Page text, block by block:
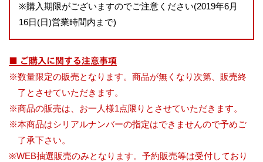
※購入期限がございますのでご注意ください(2019年6月
16日(日)営業時間内まで)
■ ご購入に関する注意事項
※数量限定の販売となります。商品が無くなり次第、販売終
了とさせていただきます。
※商品の販売は、お一人様1点限りとさせていただきます。
※本商品はシリアルナンバーの指定はできませんので予めご
了承下さい。
※WEB抽選販売のみとなります。予約販売等は受付しており